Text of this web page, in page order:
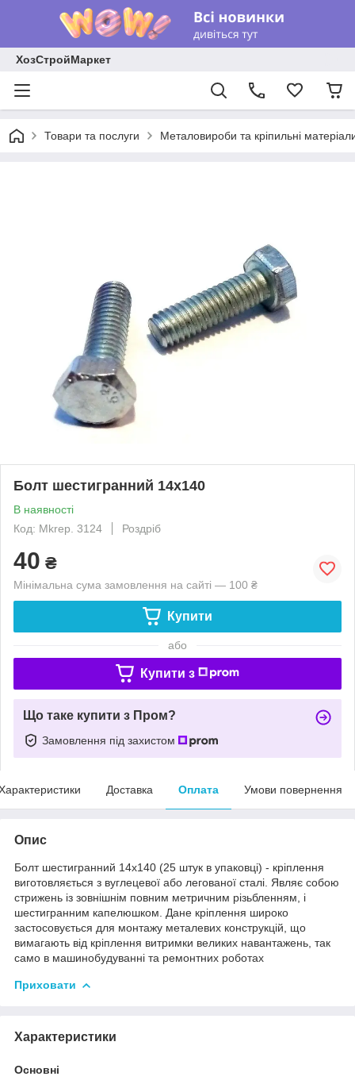
ХозСтройМаркет
Товари та послуги Металовироби та кріпильні
Болт шестигранний 14х140
В наявності
Код: Mkrep. 3124
Роздріб
40 ₴
Мінімальна сума замовлення на сайті — 100 ₴
Купити
або
Купити з
Що таке купити з Пром?
Замовлення під захистом
Доставка Оплата Умови повернення
Опис
Болт шестигранний 14х140 (25 штук в упаковці) - кріплення
виготовляється з вуглецевої або легованої сталі. Являє собою
стрижень із зовнішнім повним метричним різьбленням, і
шестигранним капелюшком. Дане кріплення широко
застосовується для монтажу металевих конструкцій, що
вимагають від кріплення витримки великих навантажень, так
само в машинобудуванні та ремонтних роботах
Приховати
Характеристики
Основні